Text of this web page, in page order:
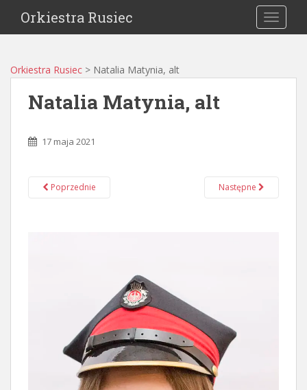
Orkiestra Rusiec
Orkiestra Rusiec > Natalia Matynia, alt
Natalia Matynia, alt
17 maja 2021
Poprzednie Następne